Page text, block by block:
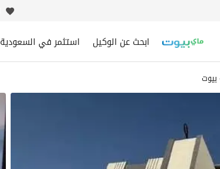
ابحث عن الوكيل استثمر في السعودية